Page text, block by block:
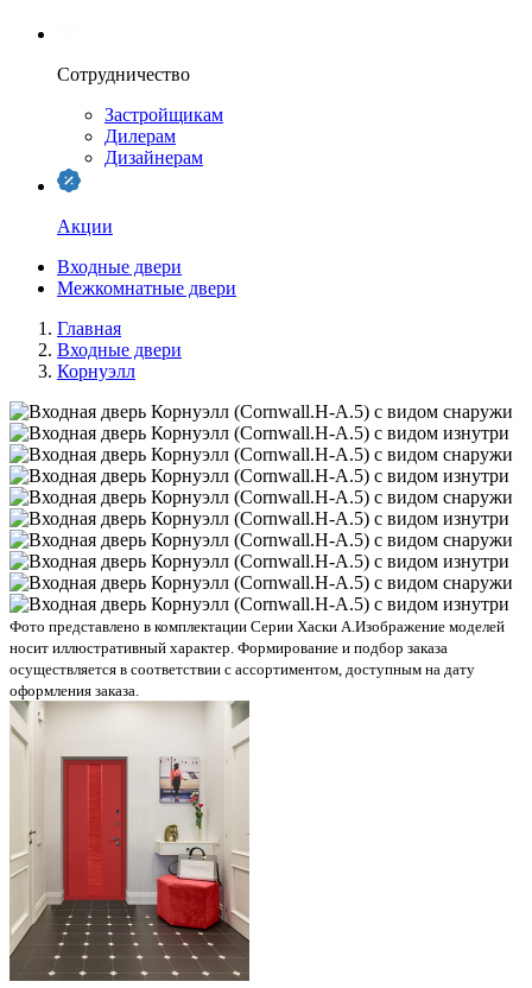
Сотрудничество
Застройщикам
Дилерам
Дизайнерам
Акции
Входные двери
Межкомнатные двери
Главная
Входные двери
Корнуэлл
Фото представлено в комплектации Серии Хаски А.Изображение моделей
носит иллюстративный характер. Формирование и подбор заказа
осуществляется в соответствии с ассортиментом, доступным на дату
оформления заказа.